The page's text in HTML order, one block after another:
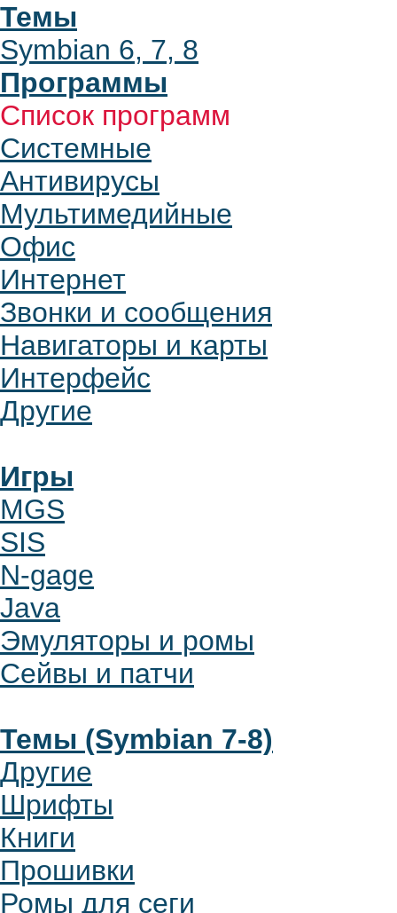
Темы
Symbian 6, 7, 8
Программы
Список программ
Системные
Антивирусы
Мультимедийные
Офис
Интернет
Звонки и сообщения
Навигаторы и карты
Интерфейс
Другие
Игры
MGS
SIS
N-gage
Java
Эмуляторы и ромы
Сейвы и патчи
Темы (Symbian 7-8)
Другие
Шрифты
Книги
Прошивки
Ромы для сеги